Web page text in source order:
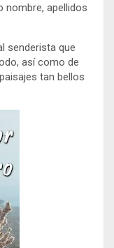
nombre, apellidos
senderista que
así como de
tan bellos